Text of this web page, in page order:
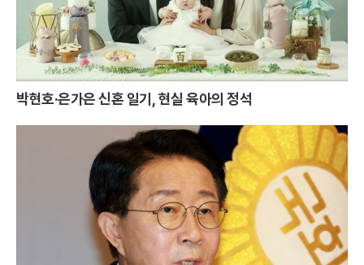
박현호·은가은 신혼 일기, 현실 육아의 정석